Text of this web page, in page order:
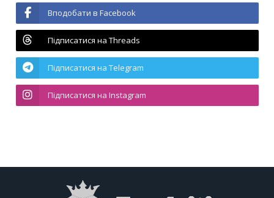
Вподобати в Facebook
Підписатися на Threads
Підписатися на Telegram
Підписатися на Instagram